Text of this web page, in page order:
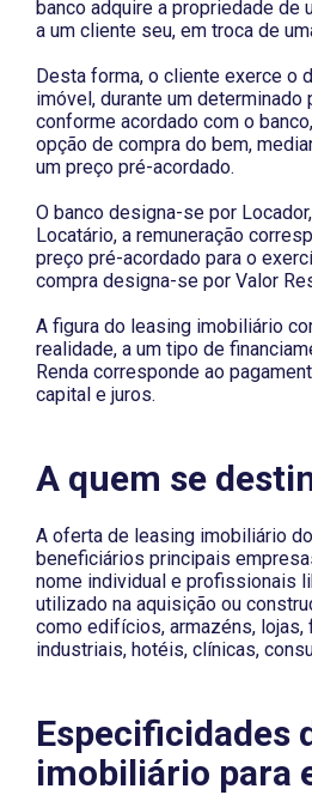
banco adquire a propriedade de
a um cliente seu, em troca de
Desta forma, o cliente exerce o
imóvel, durante um determinado
conforme acordado com o
opção de compra do bem,
um preço pré-acordado.
O banco designa-se por
Locatário, a remuneração
preço pré-acordado para o
compra designa-se por Valor
A figura do leasing imobiliário
realidade, a um tipo de
Renda corresponde ao
capital e juros.
A quem se
A oferta de leasing imobiliário
beneficiários principais
nome individual e profissionais
utilizado na aquisição ou
como edifícios, armazéns, lojas,
industriais, hotéis, clínicas,
Especificidades
imobiliário para